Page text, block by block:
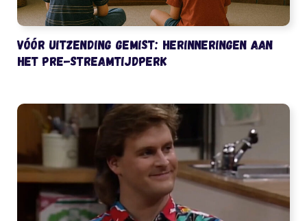
Vóór uitzending gemist: herinneringen aan
het pre-streamtijdperk